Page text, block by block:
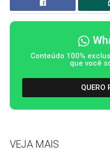
Conteúdo 100%
que você
QUERO
VEJA MAIS